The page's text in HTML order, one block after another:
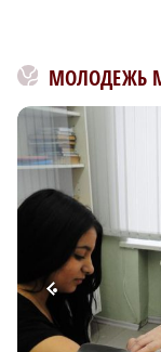
МОЛОДЕЖЬ